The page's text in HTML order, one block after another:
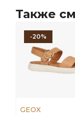
Также
-20%
GEOX